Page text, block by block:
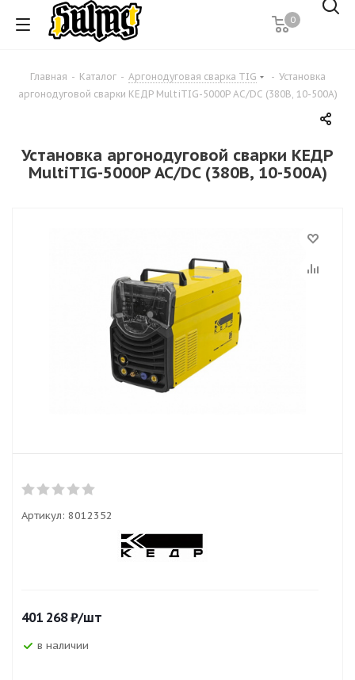
0
Главная - Каталог - Аргонодуговая сварка TIG - Установка
аргонодуговой сварки КЕДР MultiTIG-5000P AC/DC (380В, 10-500А)
Установка аргонодуговой сварки КЕДР
MultiTIG-5000P AC/DC (380В, 10-500А)
Артикул: 8012352
401 268₽/шт
в наличии